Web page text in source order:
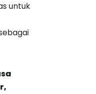
untuk